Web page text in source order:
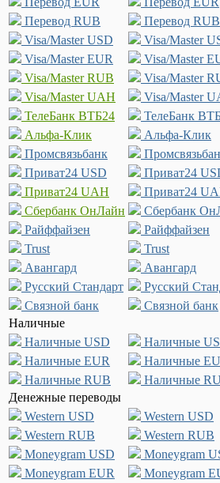
Перевод RUB
Перевод RUB
Visa/Master USD
Visa/Master
Visa/Master EUR
Visa/Master
Visa/Master RUB
Visa/Master
Visa/Master UAH
Visa/Master
ТелеБанк ВТБ24
ТелеБанк
Альфа-Клик
Альфа-Клик
Промсвязьбанк
Приват24 USD
Приват24
Приват24 UAH
Приват24
Сбербанк ОнЛайн
Сбербанк
Райффайзен
Райффайзен
Trust
Trust
Авангард
Авангард
Русский Стандарт
Русский
Связной банк
Связной банк
Наличные
Наличные USD
Наличные
Наличные EUR
Наличные
Наличные RUB
Наличные
Денежные переводы
Western USD
Western USD
Western RUB
Western RUB
Moneygram USD
Moneygram
Moneygram EUR
Moneygram